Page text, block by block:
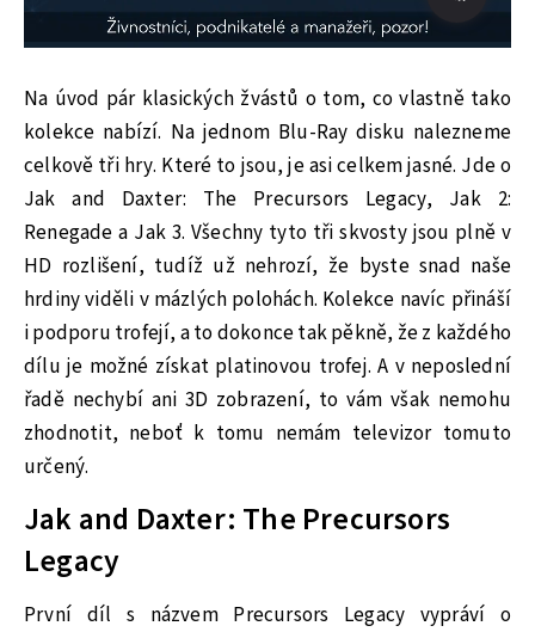
Na úvod pár klasických žvástů o tom, co vlastně tako
kolekce nabízí. Na jednom Blu-Ray disku nalezneme
celkově tři hry. Které to jsou, je asi celkem jasné. Jde o
Jak and Daxter: The Precursors Legacy, Jak 2:
Renegade a Jak 3. Všechny tyto tři skvosty jsou plně v
HD rozlišení, tudíž už nehrozí, že byste snad naše
hrdiny viděli v mázlých polohách. Kolekce navíc přináší
i podporu trofejí, a to dokonce tak pěkně, že z každého
dílu je možné získat platinovou trofej. A v neposlední
řadě nechybí ani 3D zobrazení, to vám však nemohu
zhodnotit, neboť k tomu nemám televizor tomuto
určený.
Jak and Daxter: The Precursors
Legacy
První díl s názvem Precursors Legacy vypráví o